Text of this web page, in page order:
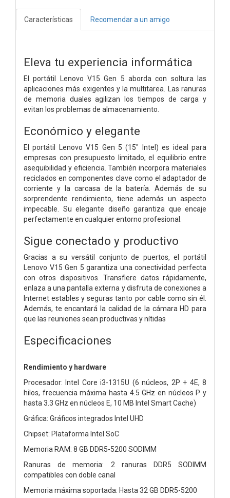
Características Recomendar a un amigo
Eleva tu experiencia informática
El portátil Lenovo V15 Gen 5 aborda con soltura las
aplicaciones más exigentes y la multitarea. Las ranuras
de memoria duales agilizan los tiempos de carga y
evitan los problemas de almacenamiento.
Económico y elegante
El portátil Lenovo V15 Gen 5 (15" Intel) es ideal para
empresas con presupuesto limitado, el equilibrio entre
asequibilidad y eficiencia. También incorpora materiales
reciclados en componentes clave como el adaptador de
corriente y la carcasa de la batería. Además de su
sorprendente rendimiento, tiene además un aspecto
impecable. Su elegante diseño garantiza que encaje
perfectamente en cualquier entorno profesional.
Sigue conectado y productivo
Gracias a su versátil conjunto de puertos, el portátil
Lenovo V15 Gen 5 garantiza una conectividad perfecta
con otros dispositivos. Transfiere datos rápidamente,
enlaza a una pantalla externa y disfruta de conexiones a
Internet estables y seguras tanto por cable como sin él.
Además, te encantará la calidad de la cámara HD para
que las reuniones sean productivas y nítidas
Especificaciones
Rendimiento y hardware
Procesador: Intel Core i3-1315U (6 núcleos, 2P + 4E, 8
hilos, frecuencia máxima hasta 4.5 GHz en núcleos P y
hasta 3.3 GHz en núcleos E, 10 MB Intel Smart Cache)
Gráfica: Gráficos integrados Intel UHD
Chipset: Plataforma Intel SoC
Memoria RAM: 8 GB DDR5-5200 SODIMM
Ranuras de memoria: 2 ranuras DDR5 SODIMM
compatibles con doble canal
Memoria máxima soportada: Hasta 32 GB DDR5-5200